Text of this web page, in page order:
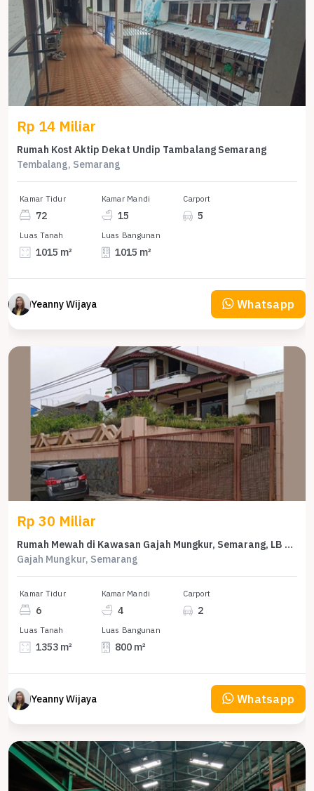
Rp 14 Miliar
Rumah Kost Aktip Dekat Undip Tambalang Semarang
Tembalang, Semarang
Kamar Tidur
72
Kamar Mandi
15
Carport
5
Luas Tanah
1015 m²
Luas Bangunan
1015 m²
Yeanny Wijaya Whatsapp
Rp 30 Miliar
Rumah Mewah di Kawasan Gajah Mungkur, Semarang, LB 800m², Harga 30 Miliar
Gajah Mungkur, Semarang
Kamar Tidur
6
Kamar Mandi
4
Carport
2
Luas Tanah
1353 m²
Luas Bangunan
800 m²
Yeanny Wijaya Whatsapp